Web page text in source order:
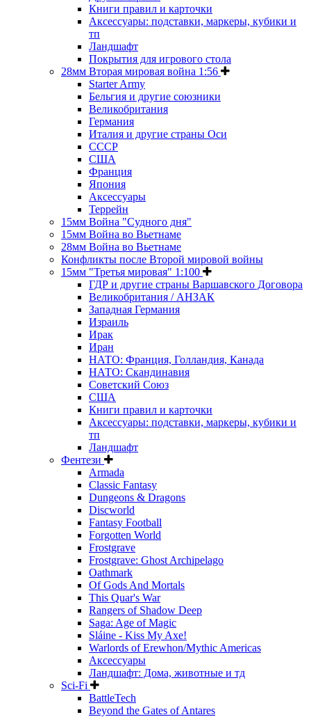
Книги правил и карточки
Аксессуары: подставки, маркеры, кубики и
тп
Ландшафт
Покрытия для игрового стола
28мм Вторая мировая война 1:56
Starter Army
Бельгия и другие союзники
Великобритания
Германия
Италия и другие страны Оси
СССР
США
Франция
Япония
Аксессуары
Террейн
15мм Война "Судного дня"
15мм Война во Вьетнаме
28мм Война во Вьетнаме
Конфликты после Второй мировой войны
15мм "Третья мировая" 1:100
ГДР и другие страны Варшавского Договора
Великобритания / АНЗАК
Западная Германия
Израиль
Ирак
Иран
НАТО: Франция, Голландия, Канада
НАТО: Скандинавия
Советский Союз
США
Книги правил и карточки
Аксессуары: подставки, маркеры, кубики и
тп
Ландшафт
Фентези
Armada
Classic Fantasy
Dungeons & Dragons
Discworld
Fantasy Football
Forgotten World
Frostgrave
Frostgrave: Ghost Archipelago
Oathmark
Of Gods And Mortals
This Quar's War
Rangers of Shadow Deep
Saga: Age of Magic
Sláine - Kiss My Axe!
Warlords of Erewhon/Mythic Americas
Аксессуары
Ландшафт: Дома, животные и тд
Sci-Fi
BattleTech
Beyond the Gates of Antares